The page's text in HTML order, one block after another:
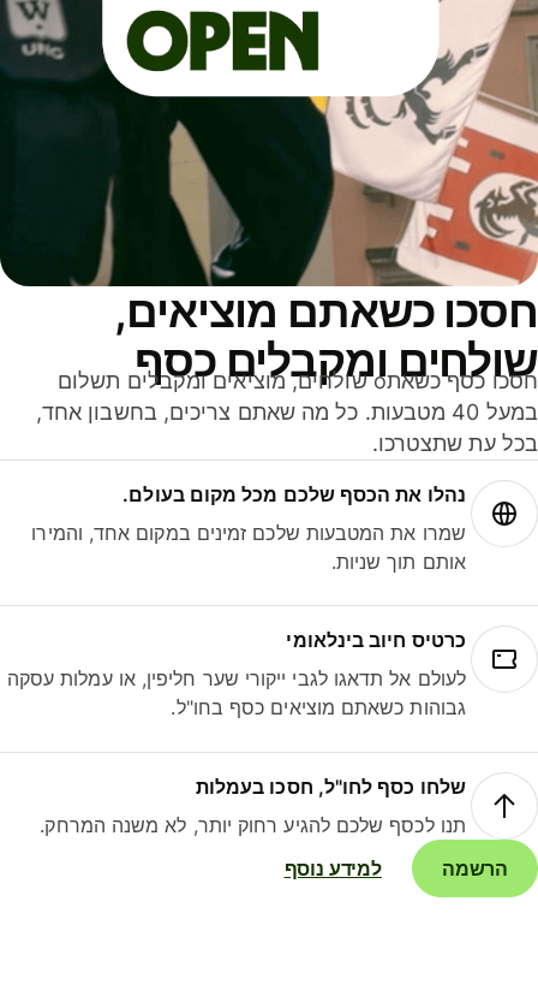
כשאתם מוציאים,
ומקבלים כסף
חסכו כסף כשאתo שולחים, מוציאים ומקבלים תשלום
במעל 40 מטבעות. כל מה שאתם צריכים, בחשבון אחד,
עת שתצטרכו.
נהלו את הכסף שלכם מכל מקום בעולם.
שמרו את המטבעות שלכם זמינים במקום אחד, והמירו
אותם תוך שניות.
כרטיס חיוב בינלאומי
לעולם אל תדאגו לגבי ייקורי שער חליפין, או עמלות עסקה
גבוהות כשאתם מוציאים כסף בחו"ל.
שלחו כסף לחו"ל, חסכו בעמלות
תנו לכסף שלכם להגיע רחוק יותר, לא משנה המרחק.
הרשמה
למידע נוסף